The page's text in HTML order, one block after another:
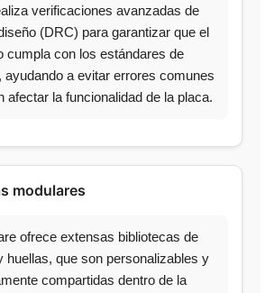
verificaciones avanzadas de
(DRC) para garantizar que el
cumpla con los estándares de
ayudando a evitar errores comunes
afectar la funcionalidad de la placa.
modulares
ofrece extensas bibliotecas de
huellas, que son personalizables y
compartidas dentro de la